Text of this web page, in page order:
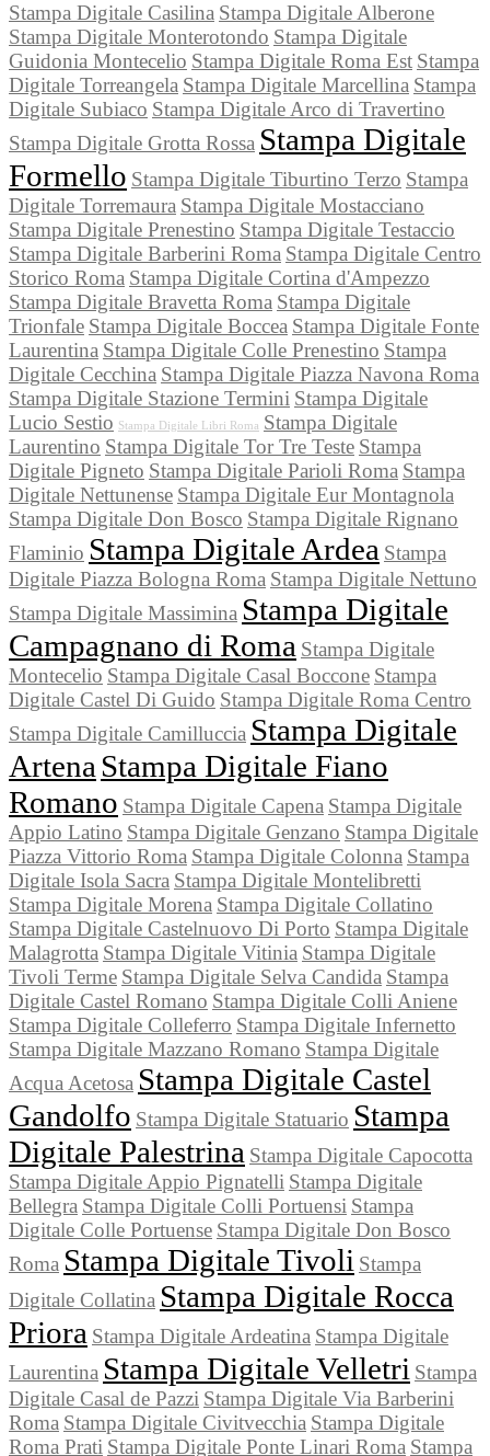
Stampa Digitale Casilina Stampa Digitale Alberone
Stampa Digitale Monterotondo Stampa Digitale
Guidonia Montecelio Stampa Digitale Roma Est Stampa
Digitale Torreangela Stampa Digitale Marcellina Stampa
Digitale Subiaco Stampa Digitale Arco di Travertino
Stampa Digitale Grotta Rossa Stampa Digitale
Formello Stampa Digitale Tiburtino Terzo Stampa
Digitale Torremaura Stampa Digitale Mostacciano
Stampa Digitale Prenestino Stampa Digitale Testaccio
Stampa Digitale Barberini Roma Stampa Digitale Centro
Storico Roma Stampa Digitale Cortina d'Ampezzo
Stampa Digitale Bravetta Roma Stampa Digitale
Trionfale Stampa Digitale Boccea Stampa Digitale Fonte
Laurentina Stampa Digitale Colle Prenestino Stampa
Digitale Cecchina Stampa Digitale Piazza Navona Roma
Stampa Digitale Stazione Termini Stampa Digitale
Lucio Sestio Stampa Digitale Libri Roma Stampa Digitale
Laurentino Stampa Digitale Tor Tre Teste Stampa
Digitale Pigneto Stampa Digitale Parioli Roma Stampa
Digitale Nettunense Stampa Digitale Eur Montagnola
Stampa Digitale Don Bosco Stampa Digitale Rignano
Flaminio Stampa Digitale Ardea Stampa
Digitale Piazza Bologna Roma Stampa Digitale Nettuno
Stampa Digitale Massimina Stampa Digitale
Campagnano di Roma Stampa Digitale
Montecelio Stampa Digitale Casal Boccone Stampa
Digitale Castel Di Guido Stampa Digitale Roma Centro
Stampa Digitale Camilluccia Stampa Digitale
ArtenaStampa Digitale Fiano
Romano Stampa Digitale Capena Stampa Digitale
Appio Latino Stampa Digitale Genzano Stampa Digitale
Piazza Vittorio Roma Stampa Digitale Colonna Stampa
Digitale Isola Sacra Stampa Digitale Montelibretti
Stampa Digitale Morena Stampa Digitale Collatino
Stampa Digitale Castelnuovo Di Porto Stampa Digitale
Malagrotta Stampa Digitale Vitinia Stampa Digitale
Tivoli Terme Stampa Digitale Selva Candida Stampa
Digitale Castel Romano Stampa Digitale Colli Aniene
Stampa Digitale Colleferro Stampa Digitale Infernetto
Stampa Digitale Mazzano Romano Stampa Digitale
Acqua Acetosa Stampa Digitale Castel
Gandolfo Stampa Digitale Statuario Stampa
Digitale Palestrina Stampa Digitale Capocotta
Stampa Digitale Appio Pignatelli Stampa Digitale
Bellegra Stampa Digitale Colli Portuensi Stampa
Digitale Colle Portuense Stampa Digitale Don Bosco
Roma Stampa Digitale Tivoli Stampa
Digitale Collatina Stampa Digitale Rocca
Priora Stampa Digitale Ardeatina Stampa Digitale
Laurentina Stampa Digitale Velletri Stampa
Digitale Casal de Pazzi Stampa Digitale Via Barberini
Roma Stampa Digitale Civitvecchia Stampa Digitale
Roma Prati Stampa Digitale Ponte Linari Roma Stampa